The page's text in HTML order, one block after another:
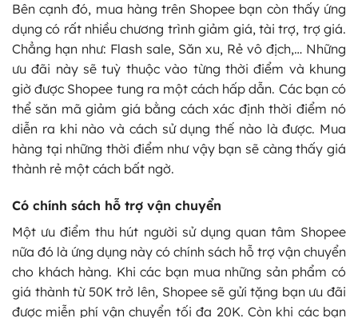
Bên cạnh đó, mua hàng trên Shopee bạn còn thấy ứng
dụng có rất nhiều chương trình giảm giá, tài trợ, trợ giá.
Chẳng hạn như: Flash sale, Săn xu, Rẻ vô địch,… Những
ưu đãi này sẽ tuỳ thuộc vào từng thời điểm và khung
giờ được Shopee tung ra một cách hấp dẫn. Các bạn có
thể săn mã giảm giá bằng cách xác định thời điểm nó
diễn ra khi nào và cách sử dụng thế nào là được. Mua
hàng tại những thời điểm như vậy bạn sẽ càng thấy giá
thành rẻ một cách bất ngờ.
Có chính sách hỗ trợ vận chuyển
Một ưu điểm thu hút người sử dụng quan tâm Shopee
nữa đó là ứng dụng này có chính sách hỗ trợ vận chuyển
cho khách hàng. Khi các bạn mua những sản phẩm có
giá thành từ 50K trở lên, Shopee sẽ gửi tặng bạn ưu đãi
được miễn phí vận chuyển tối đa 20K. Còn khi các bạn